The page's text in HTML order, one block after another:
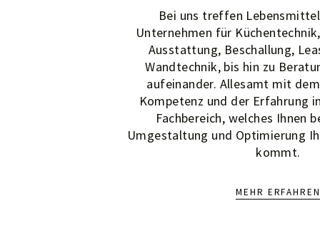
Bei uns treffen
Unternehmen für
Ausstattung, Beschallung,
Wandtechnik, bis hin zu
aufeinander. Allesamt mit
Kompetenz und der Erfahrung
Fachbereich, welches Ihnen
Umgestaltung und Optimierung
kommt.
MEHR